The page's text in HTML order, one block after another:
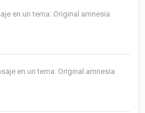
en un tema: Original amnesia
en un tema: Original amnesia